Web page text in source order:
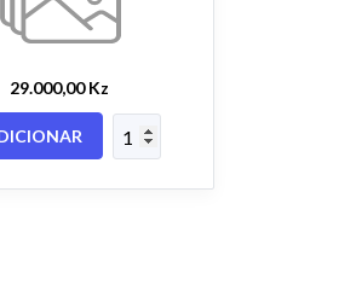
29.000,00 Kz